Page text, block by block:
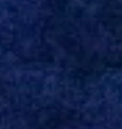
avançado. Inter encaminha
anos